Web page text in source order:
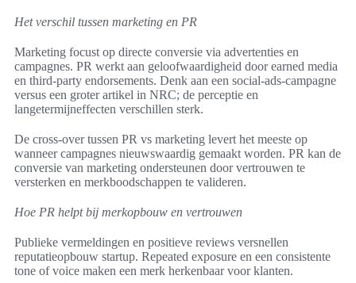
Het verschil tussen marketing en PR
Marketing focust op directe conversie via advertenties en
campagnes. PR werkt aan geloofwaardigheid door earned media
en third-party endorsements. Denk aan een social-ads-campagne
versus een groter artikel in NRC; de perceptie en
langetermijneffecten verschillen sterk.
De cross-over tussen PR vs marketing levert het meeste op
wanneer campagnes nieuwswaardig gemaakt worden. PR kan de
conversie van marketing ondersteunen door vertrouwen te
versterken en merkboodschappen te valideren.
Hoe PR helpt bij merkopbouw en vertrouwen
Publieke vermeldingen en positieve reviews versnellen
reputatieopbouw startup. Repeated exposure en een consistente
tone of voice maken een merk herkenbaar voor klanten.